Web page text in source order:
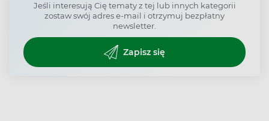
Jeśli interesują Cię tematy z tej lub innych kategorii
zostaw swój adres e-mail i otrzymuj bezpłatny
newsletter.
Zapisz się